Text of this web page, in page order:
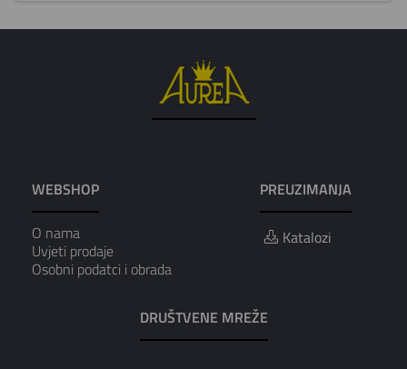
WEBSHOP
O nama
Uvjeti prodaje
Osobni podatci i obrada
PREUZIMANJA
Katalozi
DRUŠTVENE MREŽE